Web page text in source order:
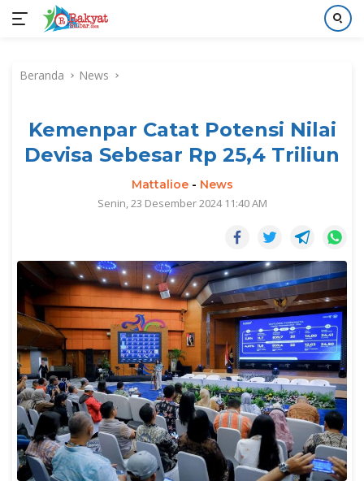
kontenBeranda News
Kemenpar Catat Potensi Nilai
Devisa Sebesar Rp 25,4 Triliun
Mattalioe- News
Senin, 23 Desember 2024 11:40 AM